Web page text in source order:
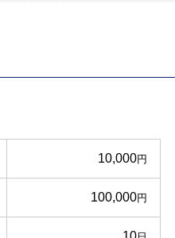
10,000円
100,000円